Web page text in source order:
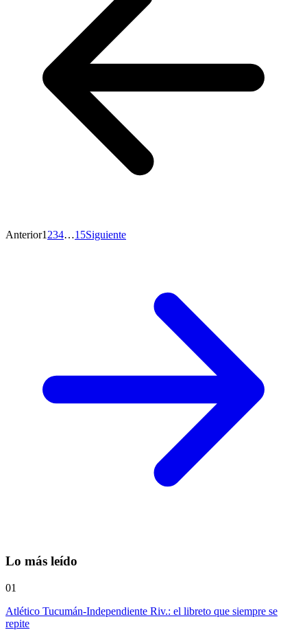
Anterior1 234…15Siguiente
Lo más leído
01
Atlético Tucumán-Independiente Riv.: el libreto que siempre se
repite